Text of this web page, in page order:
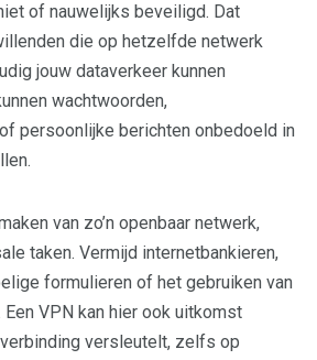
of nauwelijks beveiligd. Dat
die op hetzelfde netwerk
jouw dataverkeer kunnen
wachtwoorden,
persoonlijke berichten onbedoeld in
van zo’n openbaar netwerk,
taken. Vermijd internetbankieren,
formulieren of het gebruiken van
VPN kan hier ook uitkomst
versleutelt, zelfs op